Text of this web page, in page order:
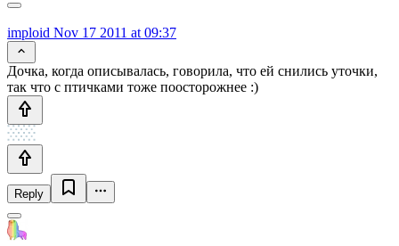
imploid Nov 17 2011 at 09:37
Дочка, когда описывалась, говорила, что ей снились уточки,
так что с птичками тоже поосторожнее :)
Reply